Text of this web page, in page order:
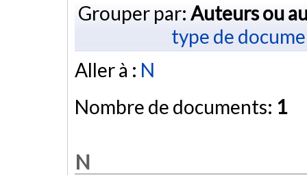
Grouper par: Auteurs ou
type de
Aller à : N
Nombre de documents: 1
N